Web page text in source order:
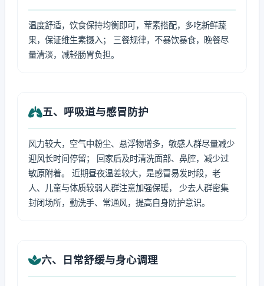
温度舒适，饮食保持均衡即可，荤素搭配，多吃新鲜蔬
果，保证维生素摄入； 三餐规律，不暴饮暴食，晚餐尽
量清淡，减轻肠胃负担。
五、呼吸道与感冒防护
风力较大，空气中粉尘、悬浮物增多，敏感人群尽量减少
迎风长时间停留； 回家后及时清洗面部、鼻腔，减少过
敏原附着。 近期昼夜温差较大，是感冒易发时段，老
人、儿童与体质较弱人群注意加强保暖， 少去人群密集
封闭场所，勤洗手、常通风，提高自身防护意识。
六、日常舒缓与身心调理